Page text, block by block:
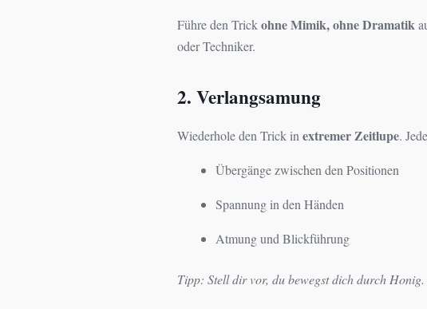
Führe den Trickohne Mimik, ohne Dramatik
oder Techniker.
2. Verlangsamung
Wiederhole den Trick in extremer Zeitlupe.
Übergänge zwischen den Positionen
Spannung in den Händen
Atmung und Blickführung
Tipp: Stell dir vor, du bewegst dich durch Honig.